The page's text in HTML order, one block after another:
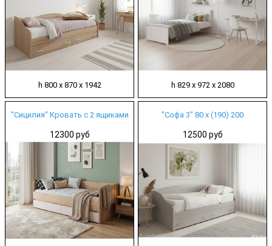
h 800 х 870 х 1942 h 829 х 972 х 2080
"Сицилия" Кровать с 2 ящиками
12300 руб
"Софа 3" 80 х (190) 200
12500 руб